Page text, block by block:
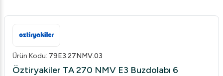
Ürün Kodu: 79E3.27NMV.03
Öztiryakiler TA 270 NMV E3 Buzdolabı 6